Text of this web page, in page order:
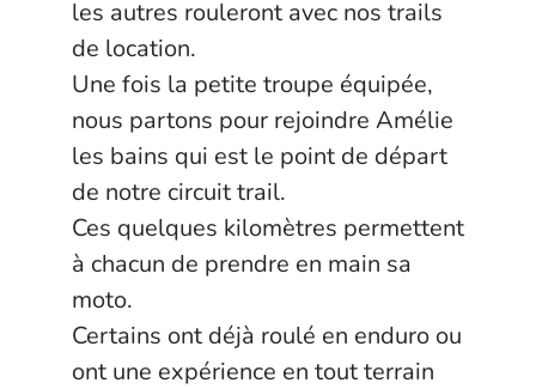
les autres rouleront avec nos trails
de location.
Une fois la petite troupe équipée,
nous partons pour rejoindre Amélie
les bains qui est le point de départ
de notre circuit trail.
Ces quelques kilomètres permettent
à chacun de prendre en main sa
moto.
Certains ont déjà roulé en enduro ou
ont une expérience en tout terrain